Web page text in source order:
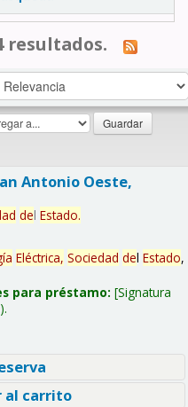
resultados.
Antonio Oeste,
del Estado.
Eléctrica, Sociedad del Estado,
para préstamo: Signatura
al carrito